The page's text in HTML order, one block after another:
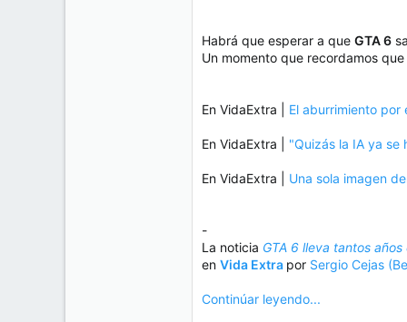
Habrá que esperar a que GTA 6
Un momento que recordamos
En VidaExtra | El aburrimiento
En VidaExtra | "Quizás la IA ya se
En VidaExtra | Una sola imagen
-
La noticia GTA 6 lleva tantos
en Vida Extra por Sergio Cejas
Continúar leyendo...